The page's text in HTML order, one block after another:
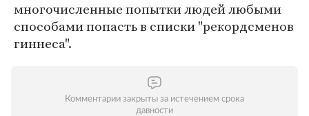
многочисленные попытки людей любыми
способами попасть в списки "рекордсменов
гиннеса".
Комментарии закрыты за истечением срока
давности